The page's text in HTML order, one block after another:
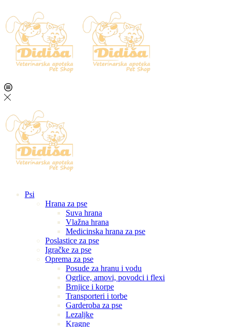
Psi
Hrana za pse
Suva hrana
Vlažna hrana
Medicinska hrana za pse
Poslastice za pse
Igračke za pse
Oprema za pse
Posude za hranu i vodu
Ogrlice, amovi, povodci i flexi
Brnjice i korpe
Transporteri i torbe
Garderoba za pse
Lezaljke
Kragne